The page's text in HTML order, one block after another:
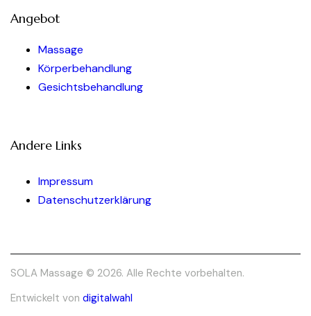
Angebot
Massage
Körperbehandlung
Gesichtsbehandlung
Andere Links
Impressum
Datenschutzerklärung
SOLA Massage © 2026. Alle Rechte vorbehalten.
Entwickelt von digitalwahl